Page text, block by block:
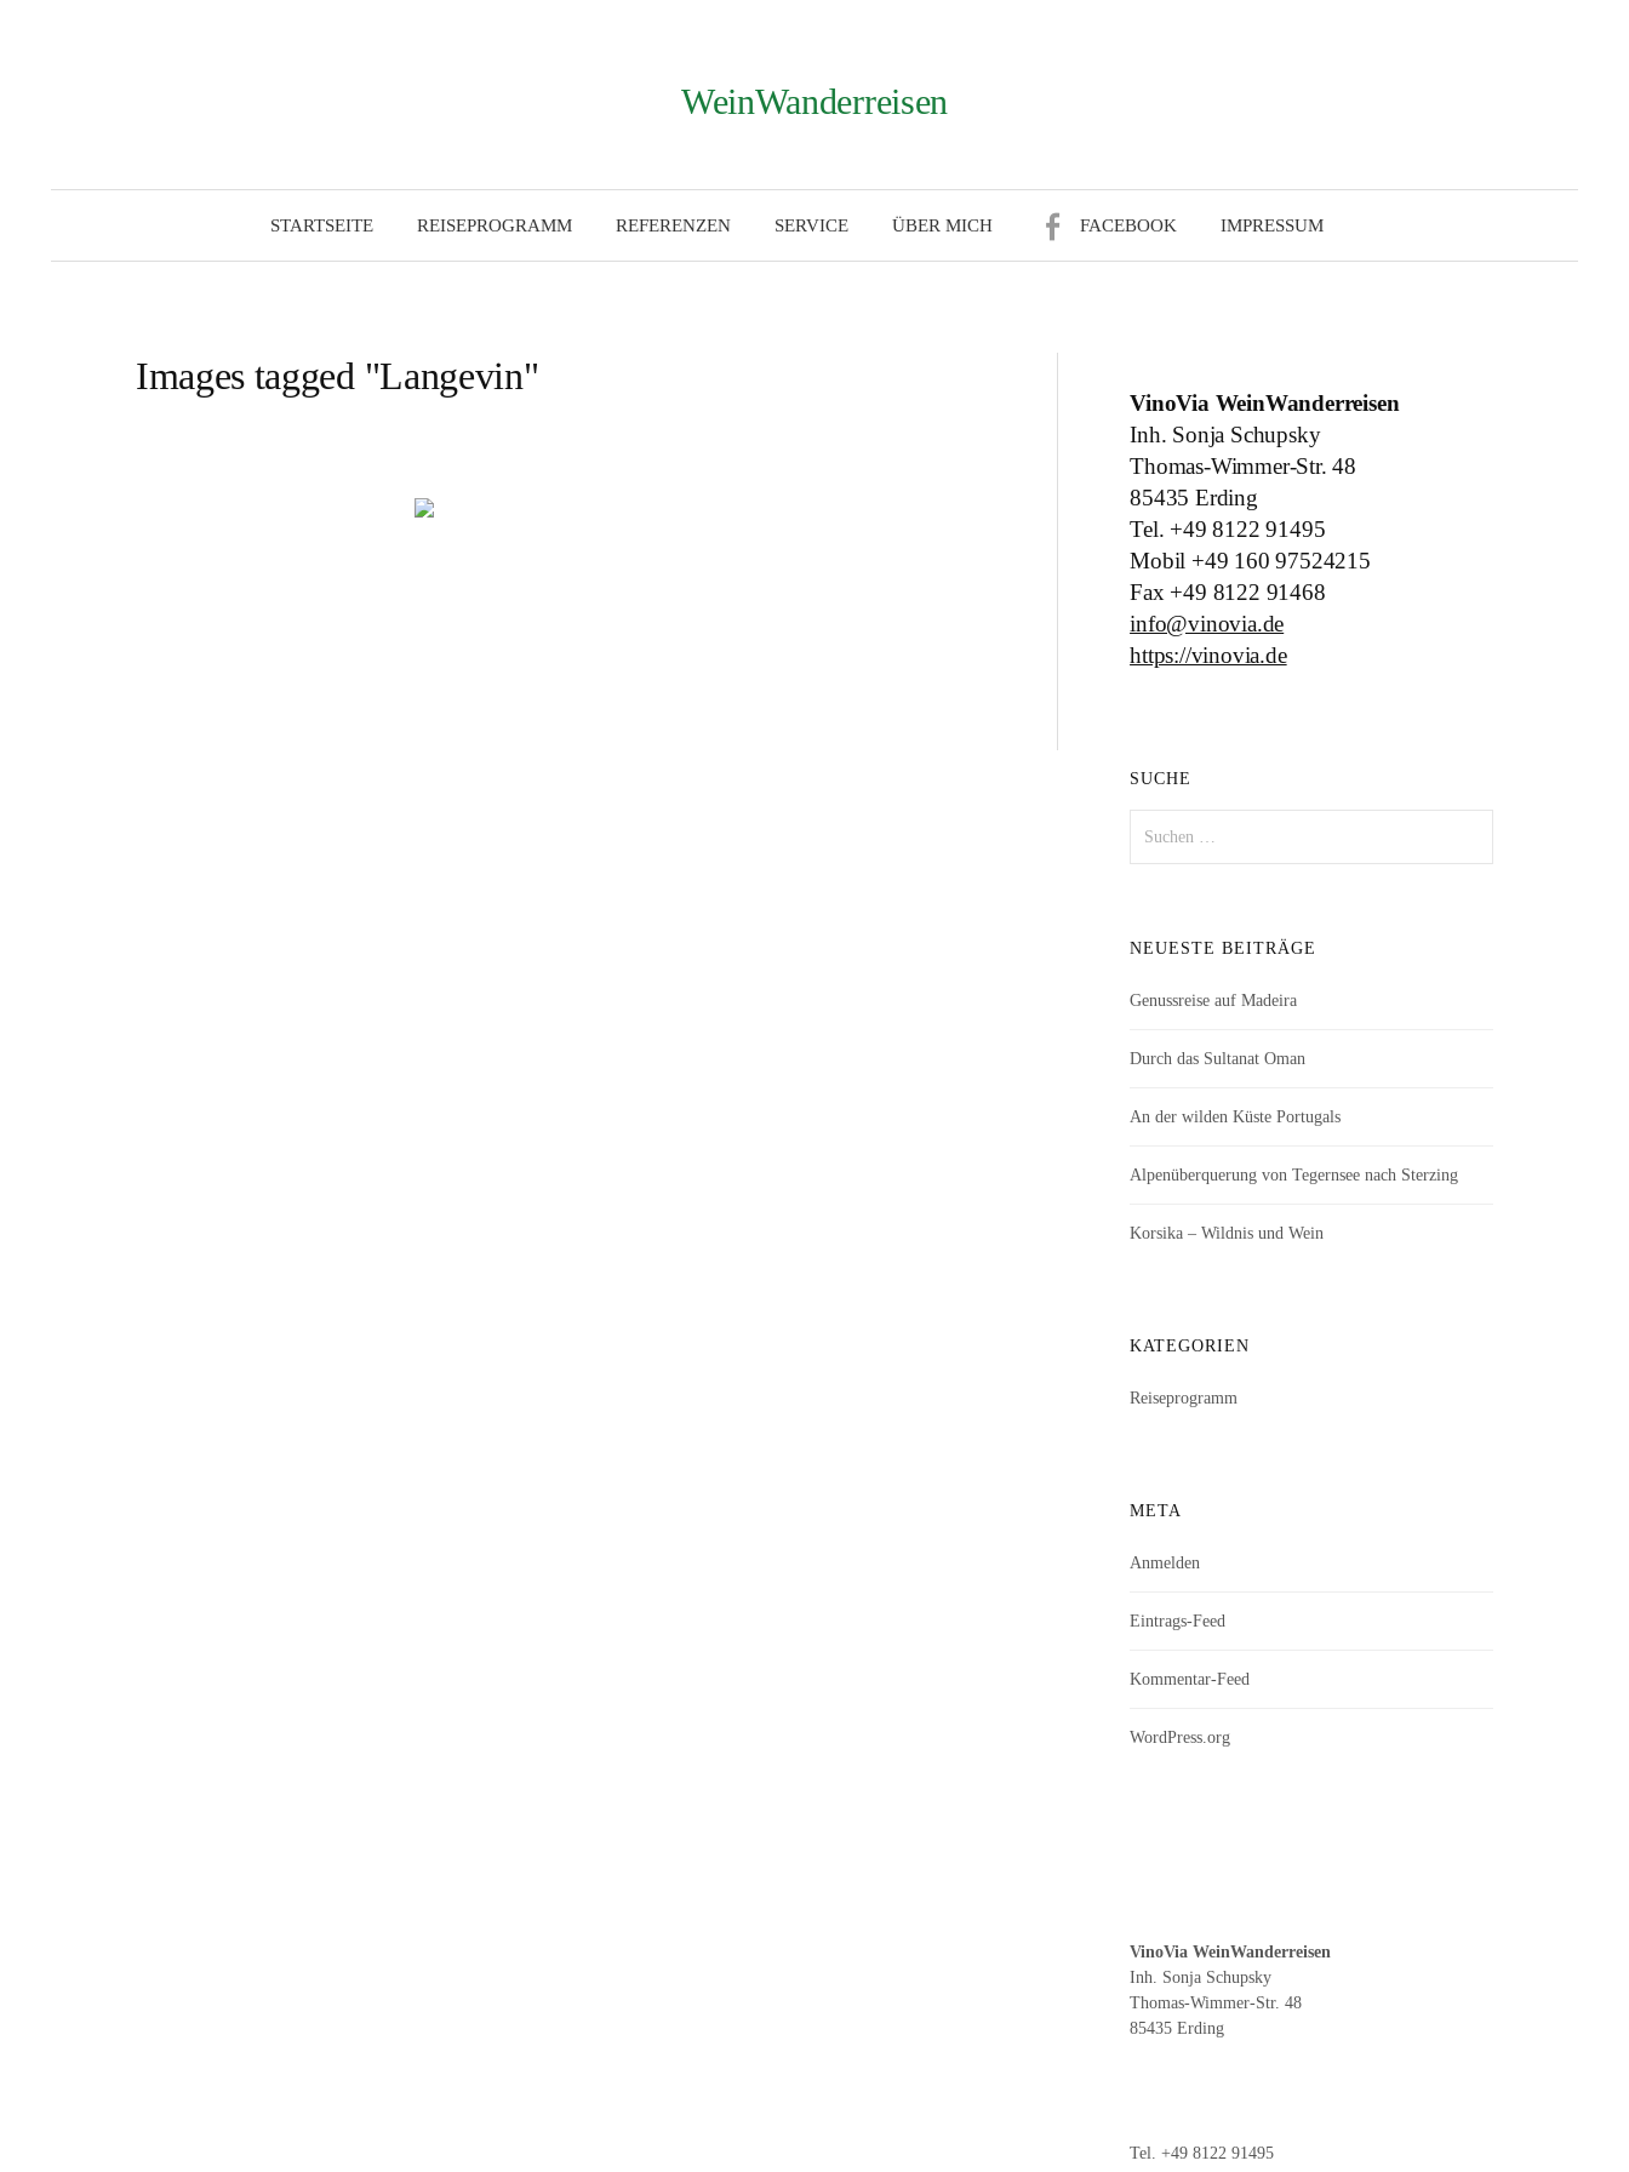
WeinWanderreisen
STARTSEITE REISEPROGRAMM REFERENZEN SERVICE ÜBER MICH FACEBOOK IMPRESSUM
Images tagged "Langevin"
VinoVia WeinWanderreisen
Inh. Sonja Schupsky
Thomas-Wimmer-Str. 48
85435 Erding
Tel. +49 8122 91495
Mobil +49 160 97524215
Fax +49 8122 91468
info@vinovia.de
https://vinovia.de
SUCHE
nach:
NEUESTE BEITRÄGE
Genussreise auf Madeira
Durch das Sultanat Oman
An der wilden Küste Portugals
Alpenüberquerung von Tegernsee nach Sterzing
Korsika – Wildnis und Wein
KATEGORIEN
Reiseprogramm
META
Anmelden
Eintrags-Feed
Kommentar-Feed
WordPress.org
VinoVia WeinWanderreisen
Inh. Sonja Schupsky
Thomas-Wimmer-Str. 48
85435 Erding
Tel. +49 8122 91495